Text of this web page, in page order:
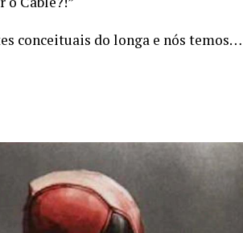
conceituais do longa e nós temos…